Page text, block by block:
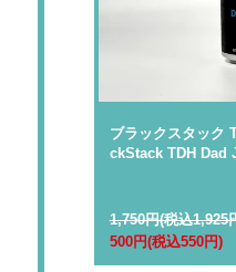
ブラックスタック
ckStack TDH Dad
1,750円(税込1,925
500円(税込550円)